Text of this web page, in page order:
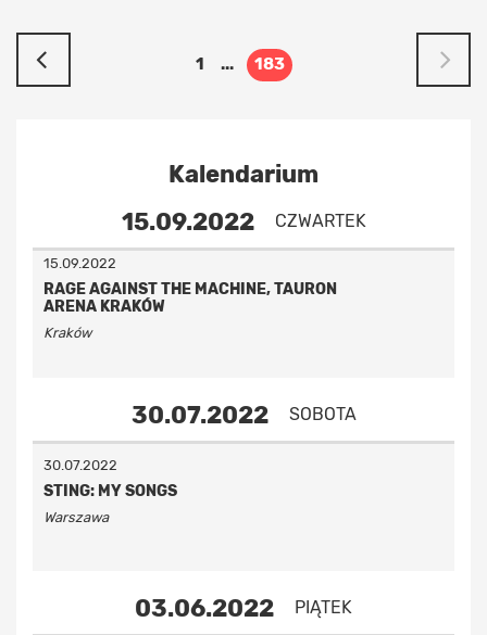
1 ... 183
Kalendarium
15.09.2022
CZWARTEK
15.09.2022
RAGE AGAINST THE MACHINE, TAURON
ARENA KRAKÓW
Kraków
30.07.2022 SOBOTA
30.07.2022
STING: MY SONGS
Warszawa
03.06.2022 PIĄTEK